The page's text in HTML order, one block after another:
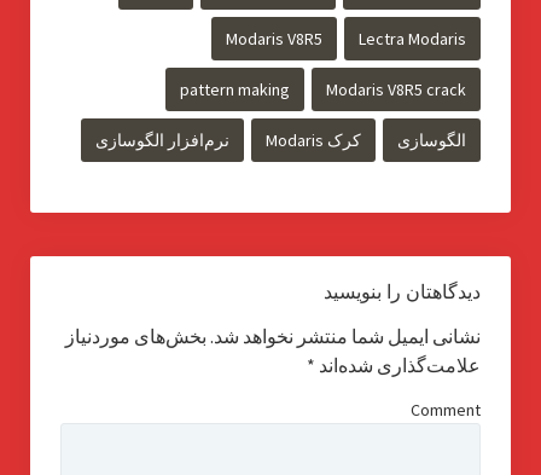
Lectra Modaris
Modaris V8R5
Modaris V8R5 crack
pattern making
الگوسازی کرک Modaris نرم‌افزار الگوسازی
دیدگاهتان را بنویسید
نشانی ایمیل شما منتشر نخواهد شد. بخش‌های موردنیاز
علامت‌گذاری شده‌اند *
Comment